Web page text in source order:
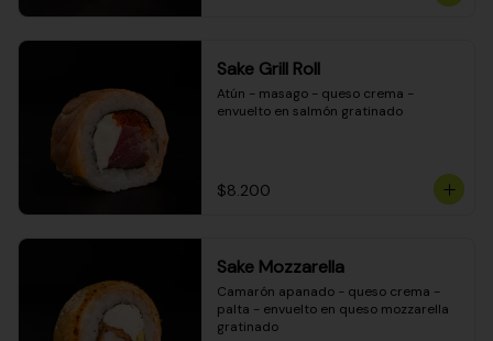
Sake Grill Roll
Atún - masago - queso crema -
envuelto en salmón gratinado
$8.200
Sake Mozzarella
Camarón apanado - queso crema -
palta - envuelto en queso mozzarella
gratinado